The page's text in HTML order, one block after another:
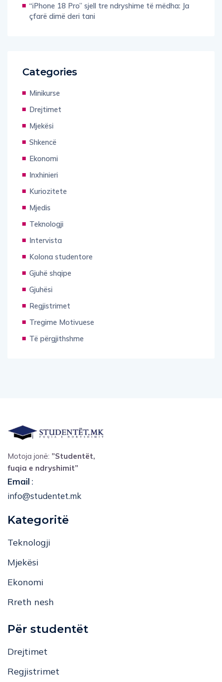
“iPhone 18 Pro” sjell tre ndryshime të mëdha: Ja
çfarë dimë deri tani
Categories
Minikurse
Drejtimet
Mjekësi
Shkencë
Ekonomi
Inxhinieri
Kuriozitete
Mjedis
Teknologji
Intervista
Kolona studentore
Gjuhë shqipe
Gjuhësi
Regjistrimet
Tregime Motivuese
Të përgjithshme
Motoja jonë: ”Studentët,
fuqia e ndryshimit”
Email:
info@studentet.mk
Kategoritë
Teknologji
Mjekësi
Ekonomi
Rreth nesh
Për studentët
Drejtimet
Regjistrimet